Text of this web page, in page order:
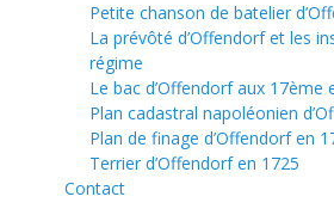
Petite chanson de batelier
La prévôté d’Offendorf et les
régime
Le bac d’Offendorf aux 17ème
Plan cadastral napoléonien
Plan de finage d’Offendorf en
Terrier d’Offendorf en 1725
Contact